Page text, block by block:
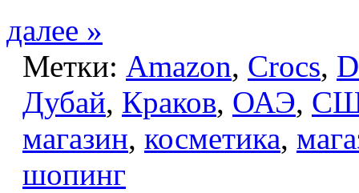
далее »
Метки: Amazon, Crocs,
Дубай, Краков, ОАЭ,
магазин, косметика,
шопинг